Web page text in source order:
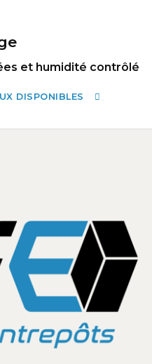
et humidité contrôlé
DISPONIBLES